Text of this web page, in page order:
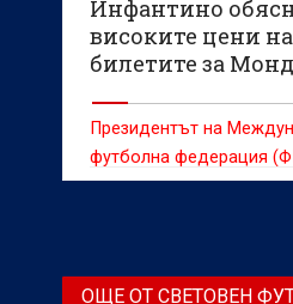
Инфантино
високите цени на
билетите за
Президентът на
футболна федерация
Джани Инфантино
оправдава цените на
ОЩЕ ОТ СВЕТОВЕН